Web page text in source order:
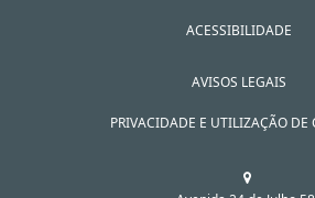
ACESSIBILIDADE
AVISOS LEGAIS
PRIVACIDADE E UTILIZAÇÃO DE